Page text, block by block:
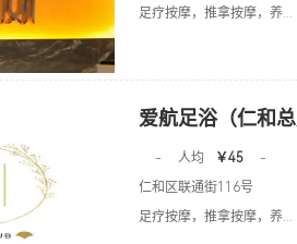
足疗按摩，推拿按摩，养...
爱航足浴（仁和
- 人均 ￥45
-
仁和区联通街116号
足疗按摩，推拿按摩，养...